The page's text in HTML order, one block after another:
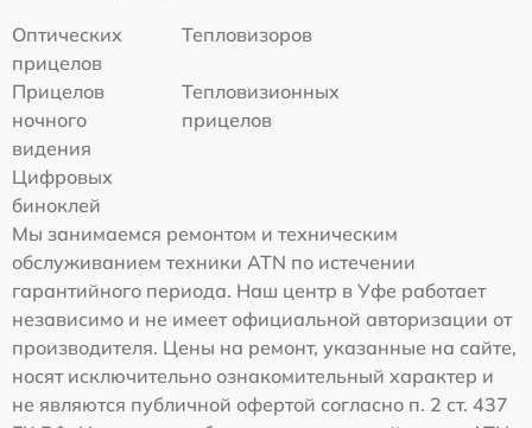
Оптических
прицелов
Тепловизоров
Прицелов
ночного
видения
Тепловизионных
прицелов
Цифровых
биноклей
Мы занимаемся ремонтом и техническим
обслуживанием техники ATN по истечении
гарантийного периода. Наш центр в Уфе работает
независимо и не имеет официальной авторизации от
производителя. Цены на ремонт, указанные на сайте,
носят исключительно ознакомительный характер и
не являются публичной офертой согласно п. 2 ст. 437